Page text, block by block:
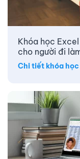
Khóa học
cho người đi
Chi tiết khóa học